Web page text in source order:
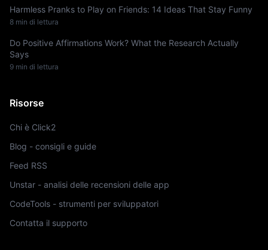
Harmless Pranks to Play on Friends: 14 Ideas That Stay Funny
8 min di lettura
Do Positive Affirmations Work? What the Research Actually
Says
9 min di lettura
Risorse
Chi è Click2
Blog - consigli e guide
Feed RSS
Unstar - analisi delle recensioni delle app
CodeTools - strumenti per sviluppatori
Contatta il supporto